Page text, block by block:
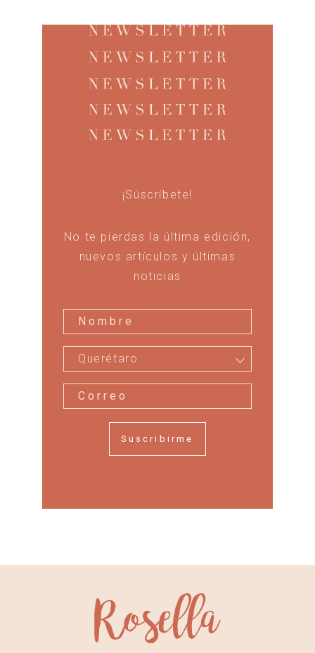
¡Súscríbete!
No te pierdas la última edición,
nuevos artículos y últimas
noticias
Querétaro
Suscribirme